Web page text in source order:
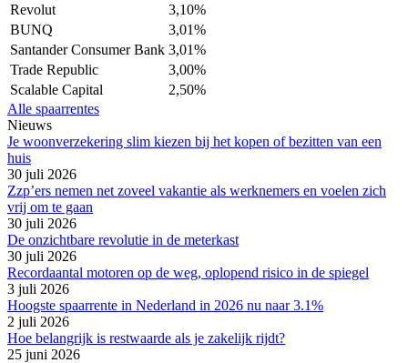
Revolut
3,10%
BUNQ
3,01%
Santander Consumer Bank 3,01%
Trade Republic
3,00%
Scalable Capital
2,50%
Alle spaarrentes
Nieuws
Je woonverzekering slim kiezen bij het kopen of bezitten van een
huis
30 juli 2026
Zzp’ers nemen net zoveel vakantie als werknemers en voelen zich
vrij om te gaan
30 juli 2026
De onzichtbare revolutie in de meterkast
30 juli 2026
Recordaantal motoren op de weg, oplopend risico in de spiegel
3 juli 2026
Hoogste spaarrente in Nederland in 2026 nu naar 3.1%
2 juli 2026
Hoe belangrijk is restwaarde als je zakelijk rijdt?
25 juni 2026